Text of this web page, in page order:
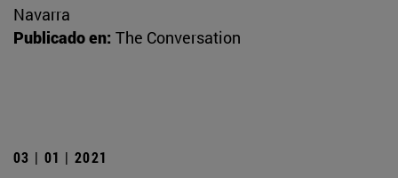
Navarra
Publicado en: The Conversation
03 | 01 | 2021